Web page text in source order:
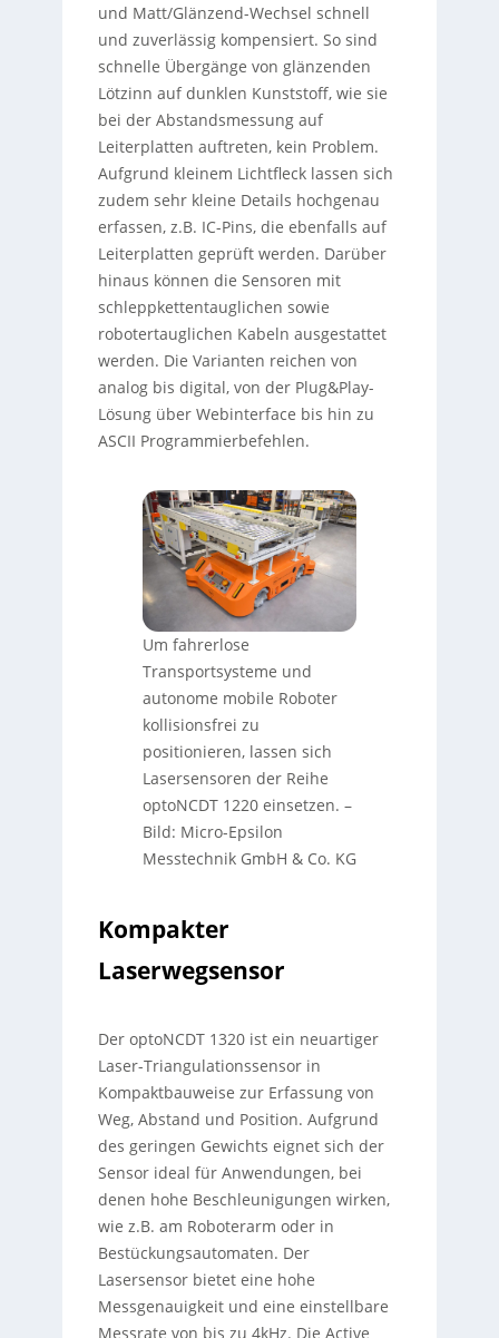
und Matt/Glänzend-Wechsel schnell
und zuverlässig kompensiert. So sind
schnelle Übergänge von glänzenden
Lötzinn auf dunklen Kunststoff, wie sie
bei der Abstandsmessung auf
Leiterplatten auftreten, kein Problem.
Aufgrund kleinem Lichtfleck lassen sich
zudem sehr kleine Details hochgenau
erfassen, z.B. IC-Pins, die ebenfalls auf
Leiterplatten geprüft werden. Darüber
hinaus können die Sensoren mit
schleppkettentauglichen sowie
robotertauglichen Kabeln ausgestattet
werden. Die Varianten reichen von
analog bis digital, von der Plug&Play-
Lösung über Webinterface bis hin zu
ASCII Programmierbefehlen.
Um fahrerlose
Transportsysteme und
autonome mobile Roboter
kollisionsfrei zu
positionieren, lassen sich
Lasersensoren der Reihe
optoNCDT 1220 einsetzen. –
Bild: Micro-Epsilon
Messtechnik GmbH & Co. KG
Kompakter
Laserwegsensor
Der optoNCDT 1320 ist ein neuartiger
Laser-Triangulationssensor in
Kompaktbauweise zur Erfassung von
Weg, Abstand und Position. Aufgrund
des geringen Gewichts eignet sich der
Sensor ideal für Anwendungen, bei
denen hohe Beschleunigungen wirken,
wie z.B. am Roboterarm oder in
Bestückungsautomaten. Der
Lasersensor bietet eine hohe
Messgenauigkeit und eine einstellbare
Messrate von bis zu 4kHz. Die Active